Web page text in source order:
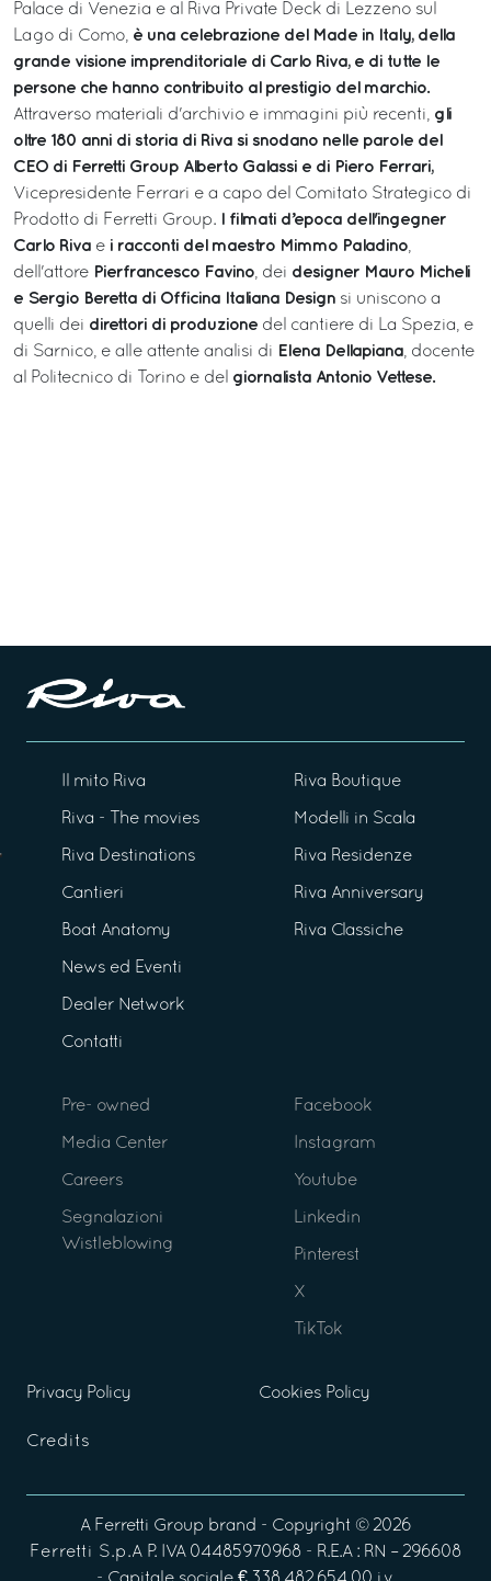
Palace di Venezia e al Riva Private Deck di Lezzeno sul
Lago di Como, è una celebrazione del Made in Italy, della
grande visione imprenditoriale di Carlo Riva, e di tutte le
persone che hanno contribuito al prestigio del marchio.
Attraverso materiali d'archivio e immagini più recenti, gli
oltre 180 anni di storia di Riva si snodano nelle parole del
CEO di Ferretti Group Alberto Galassi e di Piero Ferrari,
Vicepresidente Ferrari e a capo del Comitato Strategico di
Prodotto di Ferretti Group.
I filmati d’epoca dell'ingegner
Carlo Riva e i racconti del maestro Mimmo Paladino
dell'attore Pierfrancesco Favino , dei designer Mauro Micheli
e Sergio Beretta di Officina Italiana Design si uniscono a
quelli dei direttori di produzione del cantiere di La Spezia, e
di Sarnico, e alle attente analisi di Elena Dellapiana , docente
al Politecnico di Torino e del giornalista Antonio Vettese.
Il mito Riva
Riva - The movies
Riva Destinations
Cantieri
Boat Anatomy
News ed Eventi
Dealer Network
Contatti
Riva Boutique
Modelli in Scala
Riva Residenze
Riva Anniversary
Riva Classiche
Pre- owned
Media Center
Careers
Segnalazioni
Wistleblowing
Facebook
Instagram
Youtube
Linkedin
Pinterest
X
TikTok
Privacy Policy Cookies Policy
Credits
A Ferretti Group brand - Copyright © 2026
Ferretti S.p.A P. IVA 04485970968 - R.E.A : RN – 296608